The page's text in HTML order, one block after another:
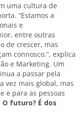
uma cultura de
“Estamos a
e
entre outras
de crescer, mas
connosco.”, explica
e Marketing. Um
a passar pela
vez mais global, mas
e para as pessoas
O futuro? É dos